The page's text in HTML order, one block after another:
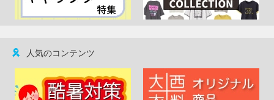
人気のコンテンツ